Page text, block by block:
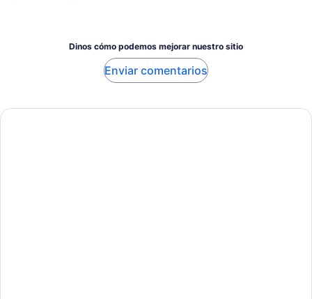
Dinos cómo podemos mejorar nuestro sitio
Enviar comentarios